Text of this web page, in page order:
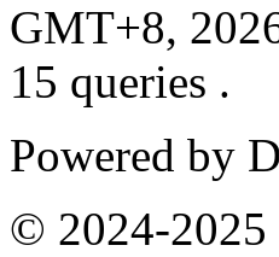
GMT+8,
15 queries .
Powered by
© 2024-2025